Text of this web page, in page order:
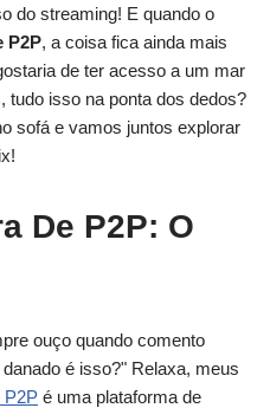
do streaming! E quando o
P2P, a coisa fica ainda mais
de ter acesso a um mar
tudo isso na ponta dos dedos?
sofá e vamos juntos explorar
De P2P: O
ouço quando comento
é isso?" Relaxa, meus
P2P é uma plataforma de